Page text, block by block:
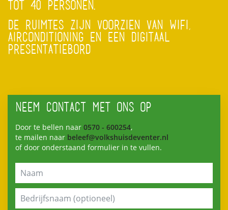
TOT 40 PERSONEN.
DE RUIMTES ZIJN VOORZIEN VAN WIFI,
AIRCONDITIONING EN EEN DIGITAAL
PRESENTATIEBORD
NEEM CONTACT MET ONS OP
Door te bellen naar 0570 - 600254,
te mailen naar beleef@volkshuisdeventer.nl
of door onderstaand formulier in te vullen.